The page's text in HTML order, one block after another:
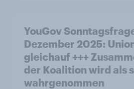
YouGov
Dezember 2025:
gleichauf +++
der Koalition wird als
wahrgenommen